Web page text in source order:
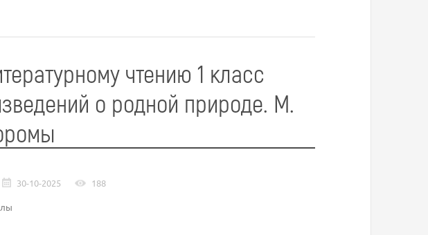
чтению 1 класс
о родной природе. М.
30-10-2025 188